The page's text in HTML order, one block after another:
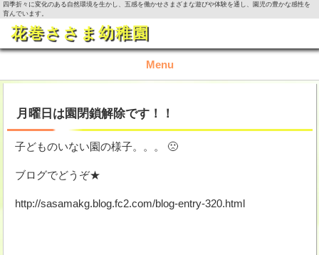
四季折々に変化のある自然環境を生かし、五感を働かせさまざまな遊びや体験を通し、園児の豊かな感性を
育んでいます。
花巻ささま幼稚園
Menu
園の概要
園の生活
入園資料・お問い合わせ
月曜日は園閉鎖解除です！！
子どものいない園の様子。。。 🙁
ブログでどうぞ★
http://sasamakg.blog.fc2.com/blog-entry-320.html